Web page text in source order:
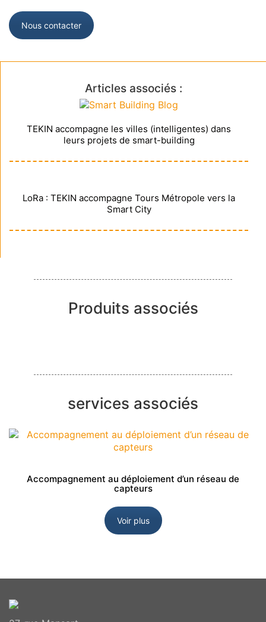
Nous contacter
Articles associés :
TEKIN accompagne les villes (intelligentes) dans
leurs projets de smart-building
LoRa : TEKIN accompagne Tours Métropole vers la
Smart City
Produits associés
services associés
Accompagnement au déploiement d’un réseau de
capteurs
Voir plus